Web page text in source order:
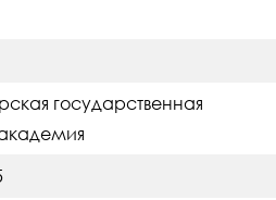
государственная